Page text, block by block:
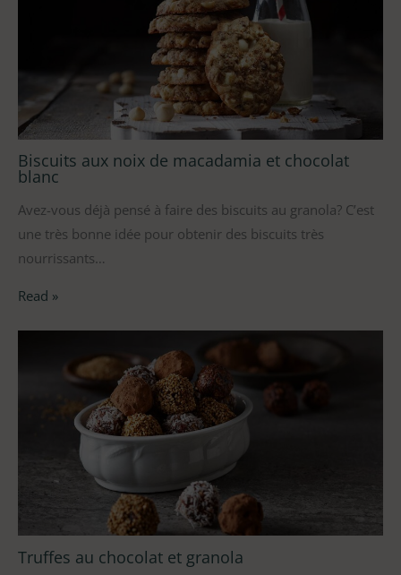
Biscuits aux noix de macadamia et chocolat
blanc
Avez-vous déjà pensé à faire des biscuits au granola? C’est
une très bonne idée pour obtenir des biscuits très
nourrissants…
Read »
Truffes au chocolat et granola